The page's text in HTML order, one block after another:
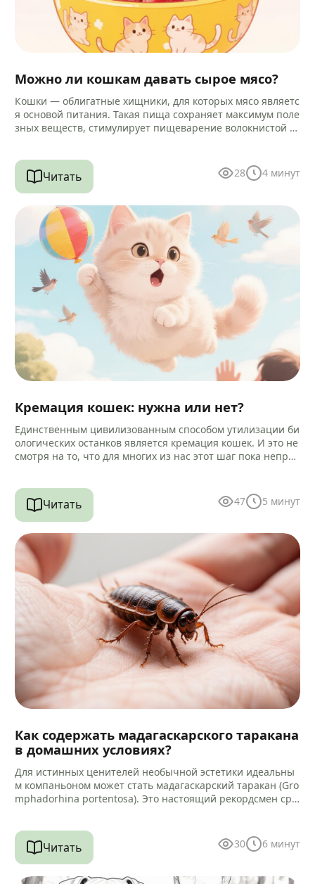
Можно ли кошкам давать сырое мясо?
Кошки — облигатные хищники, для которых мясо являетс
я основой питания. Такая пища сохраняет максимум поле
зных веществ, стимулирует пищеварение волокнистой ст
Читать 28 4 минут
Кремация кошек: нужна или нет?
Единственным цивилизованным способом утилизации би
ологических останков является кремация кошек. И это не
смотря на то, что для многих из нас этот шаг пока непри
Читать 47 5 минут
Как содержать мадагаскарского таракана
в домашних условиях?
Для истинных ценителей необычной эстетики идеальны
м компаньоном может стать мадагаскарский таракан (Gro
mphadorhina portentosa). Это настоящий рекордсмен сре
Читать 30 6 минут